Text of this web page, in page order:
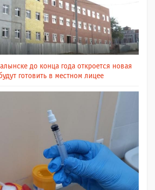
до конца года откроется новая
готовить в местном лицее